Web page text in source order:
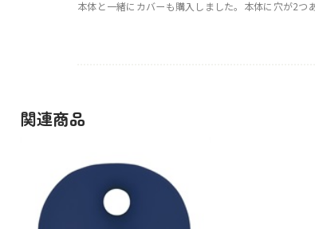
本体と一緒にカバーも購入しました。本体に穴が2つ
関連商品